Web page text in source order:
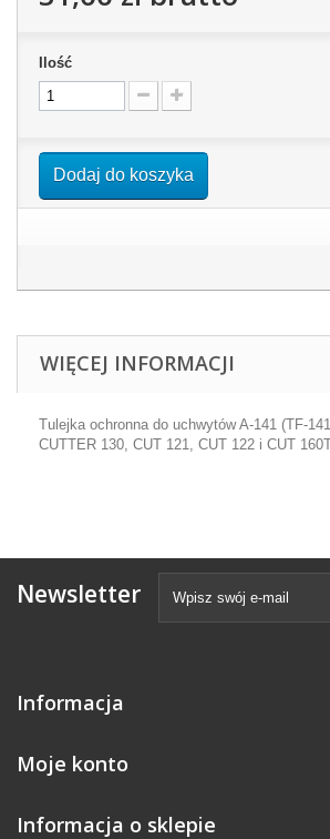
Ilość
Dodaj do koszyka
WIĘCEJ INFORMACJI
Tulejka ochronna do uchwytów A-141 (TF-
CUTTER 130, CUT 121, CUT 122 i CUT
Newsletter
Informacja
Moje konto
Informacja o sklepie